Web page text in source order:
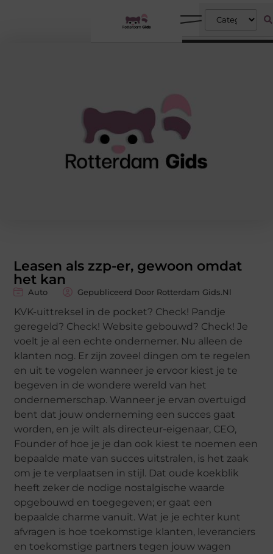
Leasen als zzp-er, gewoon omdat
het kan
Auto Gepubliceerd Door Rotterdam Gids.nl
KVK-uittreksel in de pocket? Check! Pandje
geregeld? Check! Website gebouwd? Check! Je
voelt je al een echte ondernemer. Nu alleen de
klanten nog. Er zijn zoveel dingen om te regelen
en uit te vogelen wanneer je ervoor kiest je te
begeven in de wondere wereld van het
ondernemerschap. Wanneer je ervan overtuigd
bent dat jouw onderneming een succes gaat
worden, en je wilt als directeur-eigenaar, CEO,
Founder of hoe je je dan ook kiest te noemen een
bepaalde mate van succes uitstralen, is het zaak
om je te verplaatsen in stijl. Dat oude koekblik
heeft zeker de nodige nostalgische waarde
opgebouwd en toegegeven; er gaat een
bepaalde charme vanuit. Wat je je echter kunt
afvragen is hoe toekomstige klanten, leveranciers
en toekomstige partners tegen jouw wagen